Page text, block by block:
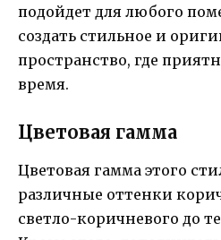
подойдет для любого
создать стильное и
пространство, где
время.
Цветовая гамма
Цветовая гамма этого
различные оттенки
светло-коричневого до